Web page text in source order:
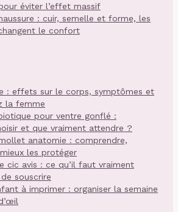
éviter l’effet massif
: cuir, semelle et forme, les
le confort
: effets sur le corps, symptômes et
la femme
pour ventre gonflé :
et que vraiment attendre ?
anatomie : comprendre,
les protéger
cic avis : ce qu’il faut vraiment
souscrire
à imprimer : organiser la semaine